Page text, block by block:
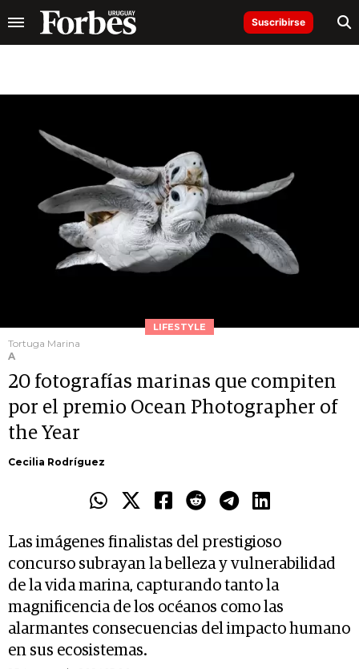
Suscribirse
LIFESTYLE
Tortuga Marina
A
20 fotografías marinas que compiten
por el premio Ocean Photographer of
the Year
Cecilia Rodríguez
Las imágenes finalistas del prestigioso
concurso subrayan la belleza y vulnerabilidad
de la vida marina, capturando tanto la
magnificencia de los océanos como las
alarmantes consecuencias del impacto humano
en sus ecosistemas.